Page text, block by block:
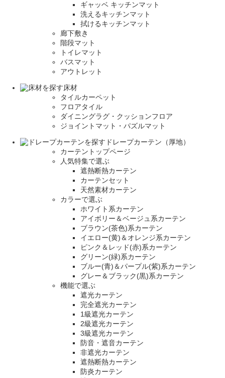
ギャッベ キッチンマット
洗えるキッチンマット
拭けるキッチンマット
廊下敷き
階段マット
トイレマット
バスマット
アウトレット
床材
タイルカーペット
フロアタイル
ダイニングラグ・クッションフロア
ジョイントマット・パズルマット
ドレープカーテン（厚地）
カーテントップページ
人気特集で選ぶ
遮熱断熱カーテン
カーテンセット
天然素材カーテン
カラーで選ぶ
ホワイト系カーテン
アイボリー＆ベージュ系カーテン
ブラウン(茶色)系カーテン
イエロー(黄)＆オレンジ系カーテン
ピンク＆レッド(赤)系カーテン
グリーン(緑)系カーテン
ブルー(青)＆パープル(紫)系カーテン
グレー＆ブラック(黒)系カーテン
機能で選ぶ
遮光カーテン
完全遮光カーテン
1級遮光カーテン
2級遮光カーテン
3級遮光カーテン
防音・遮音カーテン
非遮光カーテン
遮熱断熱カーテン
防炎カーテン